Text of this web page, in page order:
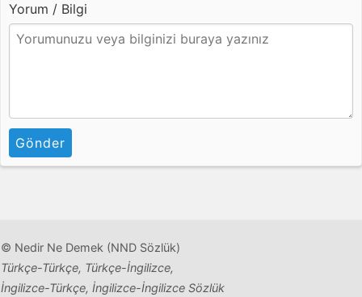
Yorum / Bilgi
Gönder
© Nedir Ne Demek (NND Sözlük)
Türkçe-Türkçe, Türkçe-İngilizce,
İngilizce-Türkçe, İngilizce-İngilizce Sözlük